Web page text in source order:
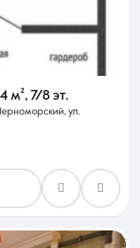
м², 7/8 эт.
ул.